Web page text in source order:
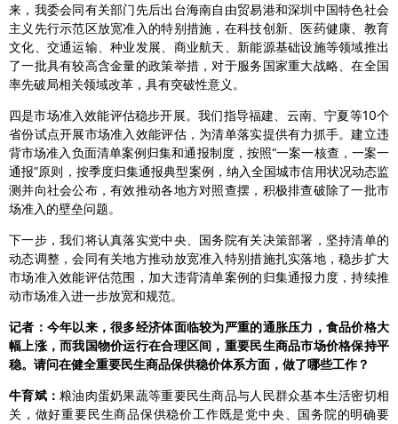
来，我委会同有关部门先后出台海南自由贸易港和深圳中国特色社会
主义先行示范区放宽准入的特别措施，在科技创新、医药健康、教育
文化、交通运输、种业发展、商业航天、新能源基础设施等领域推出
了一批具有较高含金量的政策举措，对于服务国家重大战略、在全国
率先破局相关领域改革，具有突破性意义。
四是市场准入效能评估稳步开展。我们指导福建、云南、宁夏等10个
省份试点开展市场准入效能评估，为清单落实提供有力抓手。建立违
背市场准入负面清单案例归集和通报制度，按照“一案一核查，一案一
通报”原则，按季度归集通报典型案例，纳入全国城市信用状况动态监
测并向社会公布，有效推动各地方对照查摆，积极排查破除了一批市
场准入的壁垒问题。
下一步，我们将认真落实党中央、国务院有关决策部署，坚持清单的
动态调整，会同有关地方推动放宽准入特别措施扎实落地，稳步扩大
市场准入效能评估范围，加大违背清单案例的归集通报力度，持续推
动市场准入进一步放宽和规范。
记者：今年以来，很多经济体面临较为严重的通胀压力，食品价格大
幅上涨，而我国物价运行在合理区间，重要民生商品市场价格保持平
稳。请问在健全重要民生商品保供稳价体系方面，做了哪些工作？
牛育斌：粮油肉蛋奶果蔬等重要民生商品与人民群众基本生活密切相
关，做好重要民生商品保供稳价工作既是党中央、国务院的明确要